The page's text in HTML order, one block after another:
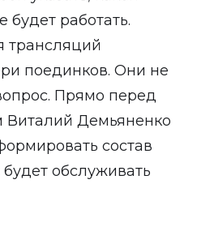
будет работать.
трансляций
поединков. Они не
Прямо перед
Демьяненко
состав
обслуживать